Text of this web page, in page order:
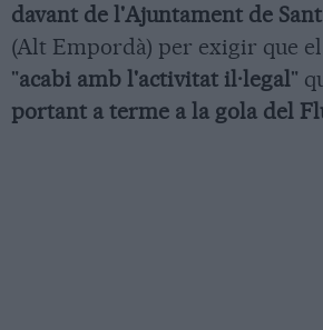
davant de l'Ajuntament de
(Alt Empordà) per exigir que
"acabi amb l'activitat il·legal"
portant a terme a la gola del